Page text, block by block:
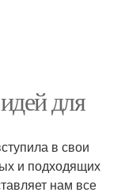
для
в свои
и подходящих
нам все